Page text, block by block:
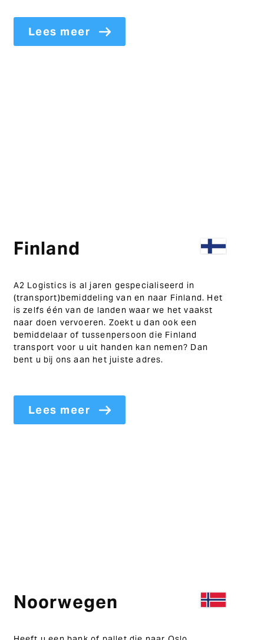
Lees meer
Finland
A2 Logistics is al jaren gespecialiseerd in
(transport)bemiddeling van en naar Finland. Het
is zelfs één van de landen waar we het vaakst
naar doen vervoeren. Zoekt u dan ook een
bemiddelaar of tussenpersoon die Finland
transport voor u uit handen kan nemen? Dan
bent u bij ons aan het juiste adres.
Lees meer
Noorwegen